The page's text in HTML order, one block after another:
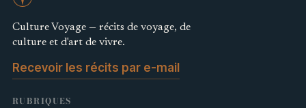
Culture Voyage — récits de voyage, de
culture et d'art de vivre.
Recevoir les récits par e-mail
RUBRIQUES